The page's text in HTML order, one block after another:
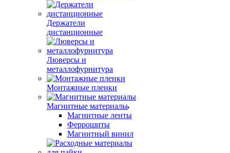
Держатели
дистанционные
Люверсы и
металлофурнитура
Монтажные пленки
Магнитные материалы
Магнитные ленты
Феррошиты
Магнитный винил